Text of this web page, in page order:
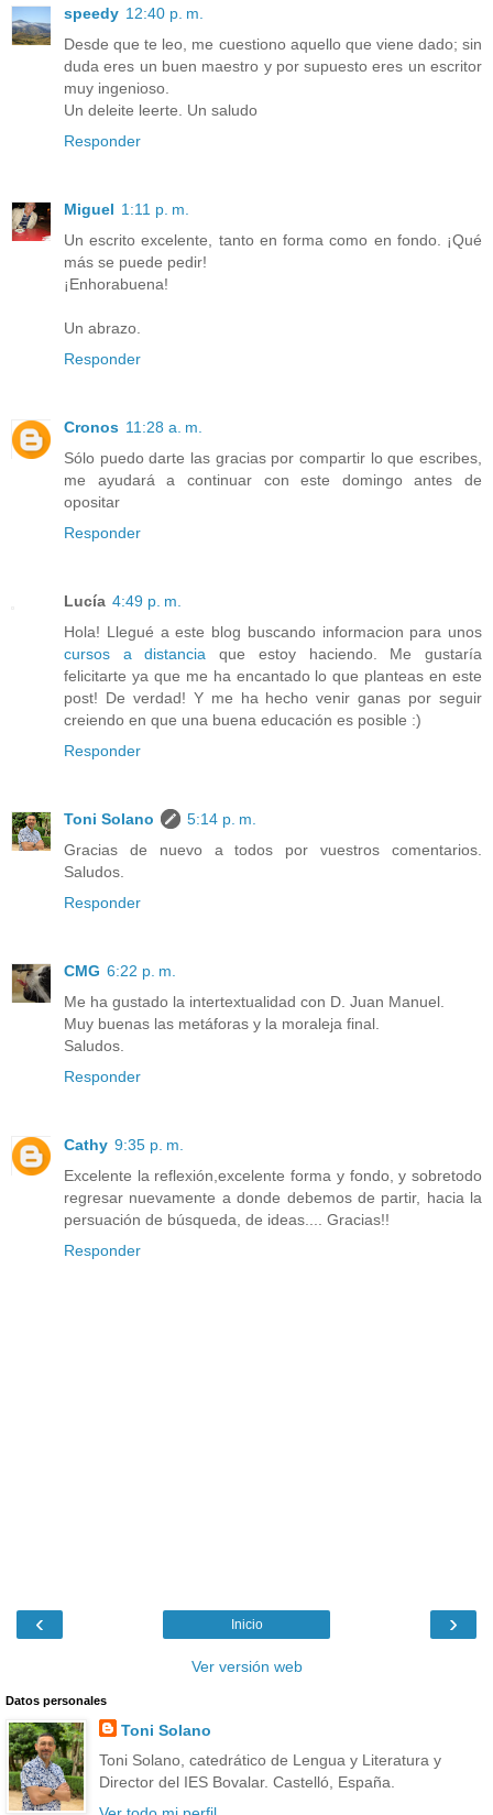
speedy 12:40 p. m.
Desde que te leo, me cuestiono aquello que viene dado; sin
duda eres un buen maestro y por supuesto eres un escritor
muy ingenioso.
Un deleite leerte. Un saludo
Responder
Miguel 1:11 p. m.
Un escrito excelente, tanto en forma como en fondo. ¡Qué
más se puede pedir!
¡Enhorabuena!
Un abrazo.
Responder
Cronos 11:28 a. m.
Sólo puedo darte las gracias por compartir lo que escribes,
me ayudará a continuar con este domingo antes de
opositar
Responder
Lucía 4:49 p. m.
Hola! Llegué a este blog buscando informacion para unos
cursos a distancia que estoy haciendo. Me gustaría
felicitarte ya que me ha encantado lo que planteas en este
post! De verdad! Y me ha hecho venir ganas por seguir
creiendo en que una buena educación es posible :)
Responder
Toni Solano
5:14 p. m.
Gracias de nuevo a todos por vuestros comentarios.
Saludos.
Responder
CMG 6:22 p. m.
Me ha gustado la intertextualidad con D. Juan Manuel.
Muy buenas las metáforas y la moraleja final.
Saludos.
Responder
Cathy 9:35 p. m.
Excelente la reflexión,excelente forma y fondo, y sobretodo
regresar nuevamente a donde debemos de partir, hacia la
persuación de búsqueda, de ideas.... Gracias!!
Responder
‹ ›
Inicio
Ver versión web
Datos personales
Toni Solano
Toni Solano, catedrático de Lengua y Literatura y
Director del IES Bovalar. Castelló, España.